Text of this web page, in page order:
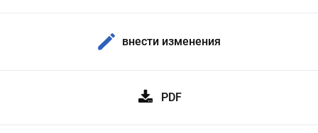
внести изменения
PDF